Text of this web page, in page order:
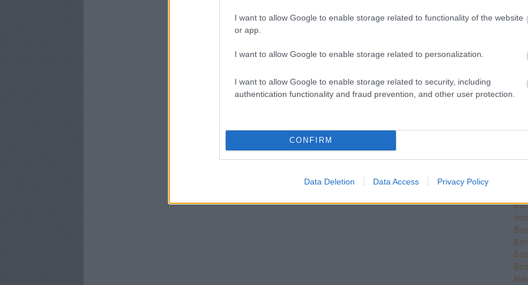
I want to allow Google to enable storage related to functionality of the website
or app.
I want to allow Google to enable storage related to personalization.
I want to allow Google to enable storage related to security, including
authentication functionality and fraud prevention, and other user protection.
CONFIRM
Data Deletion Data Access Privacy Policy